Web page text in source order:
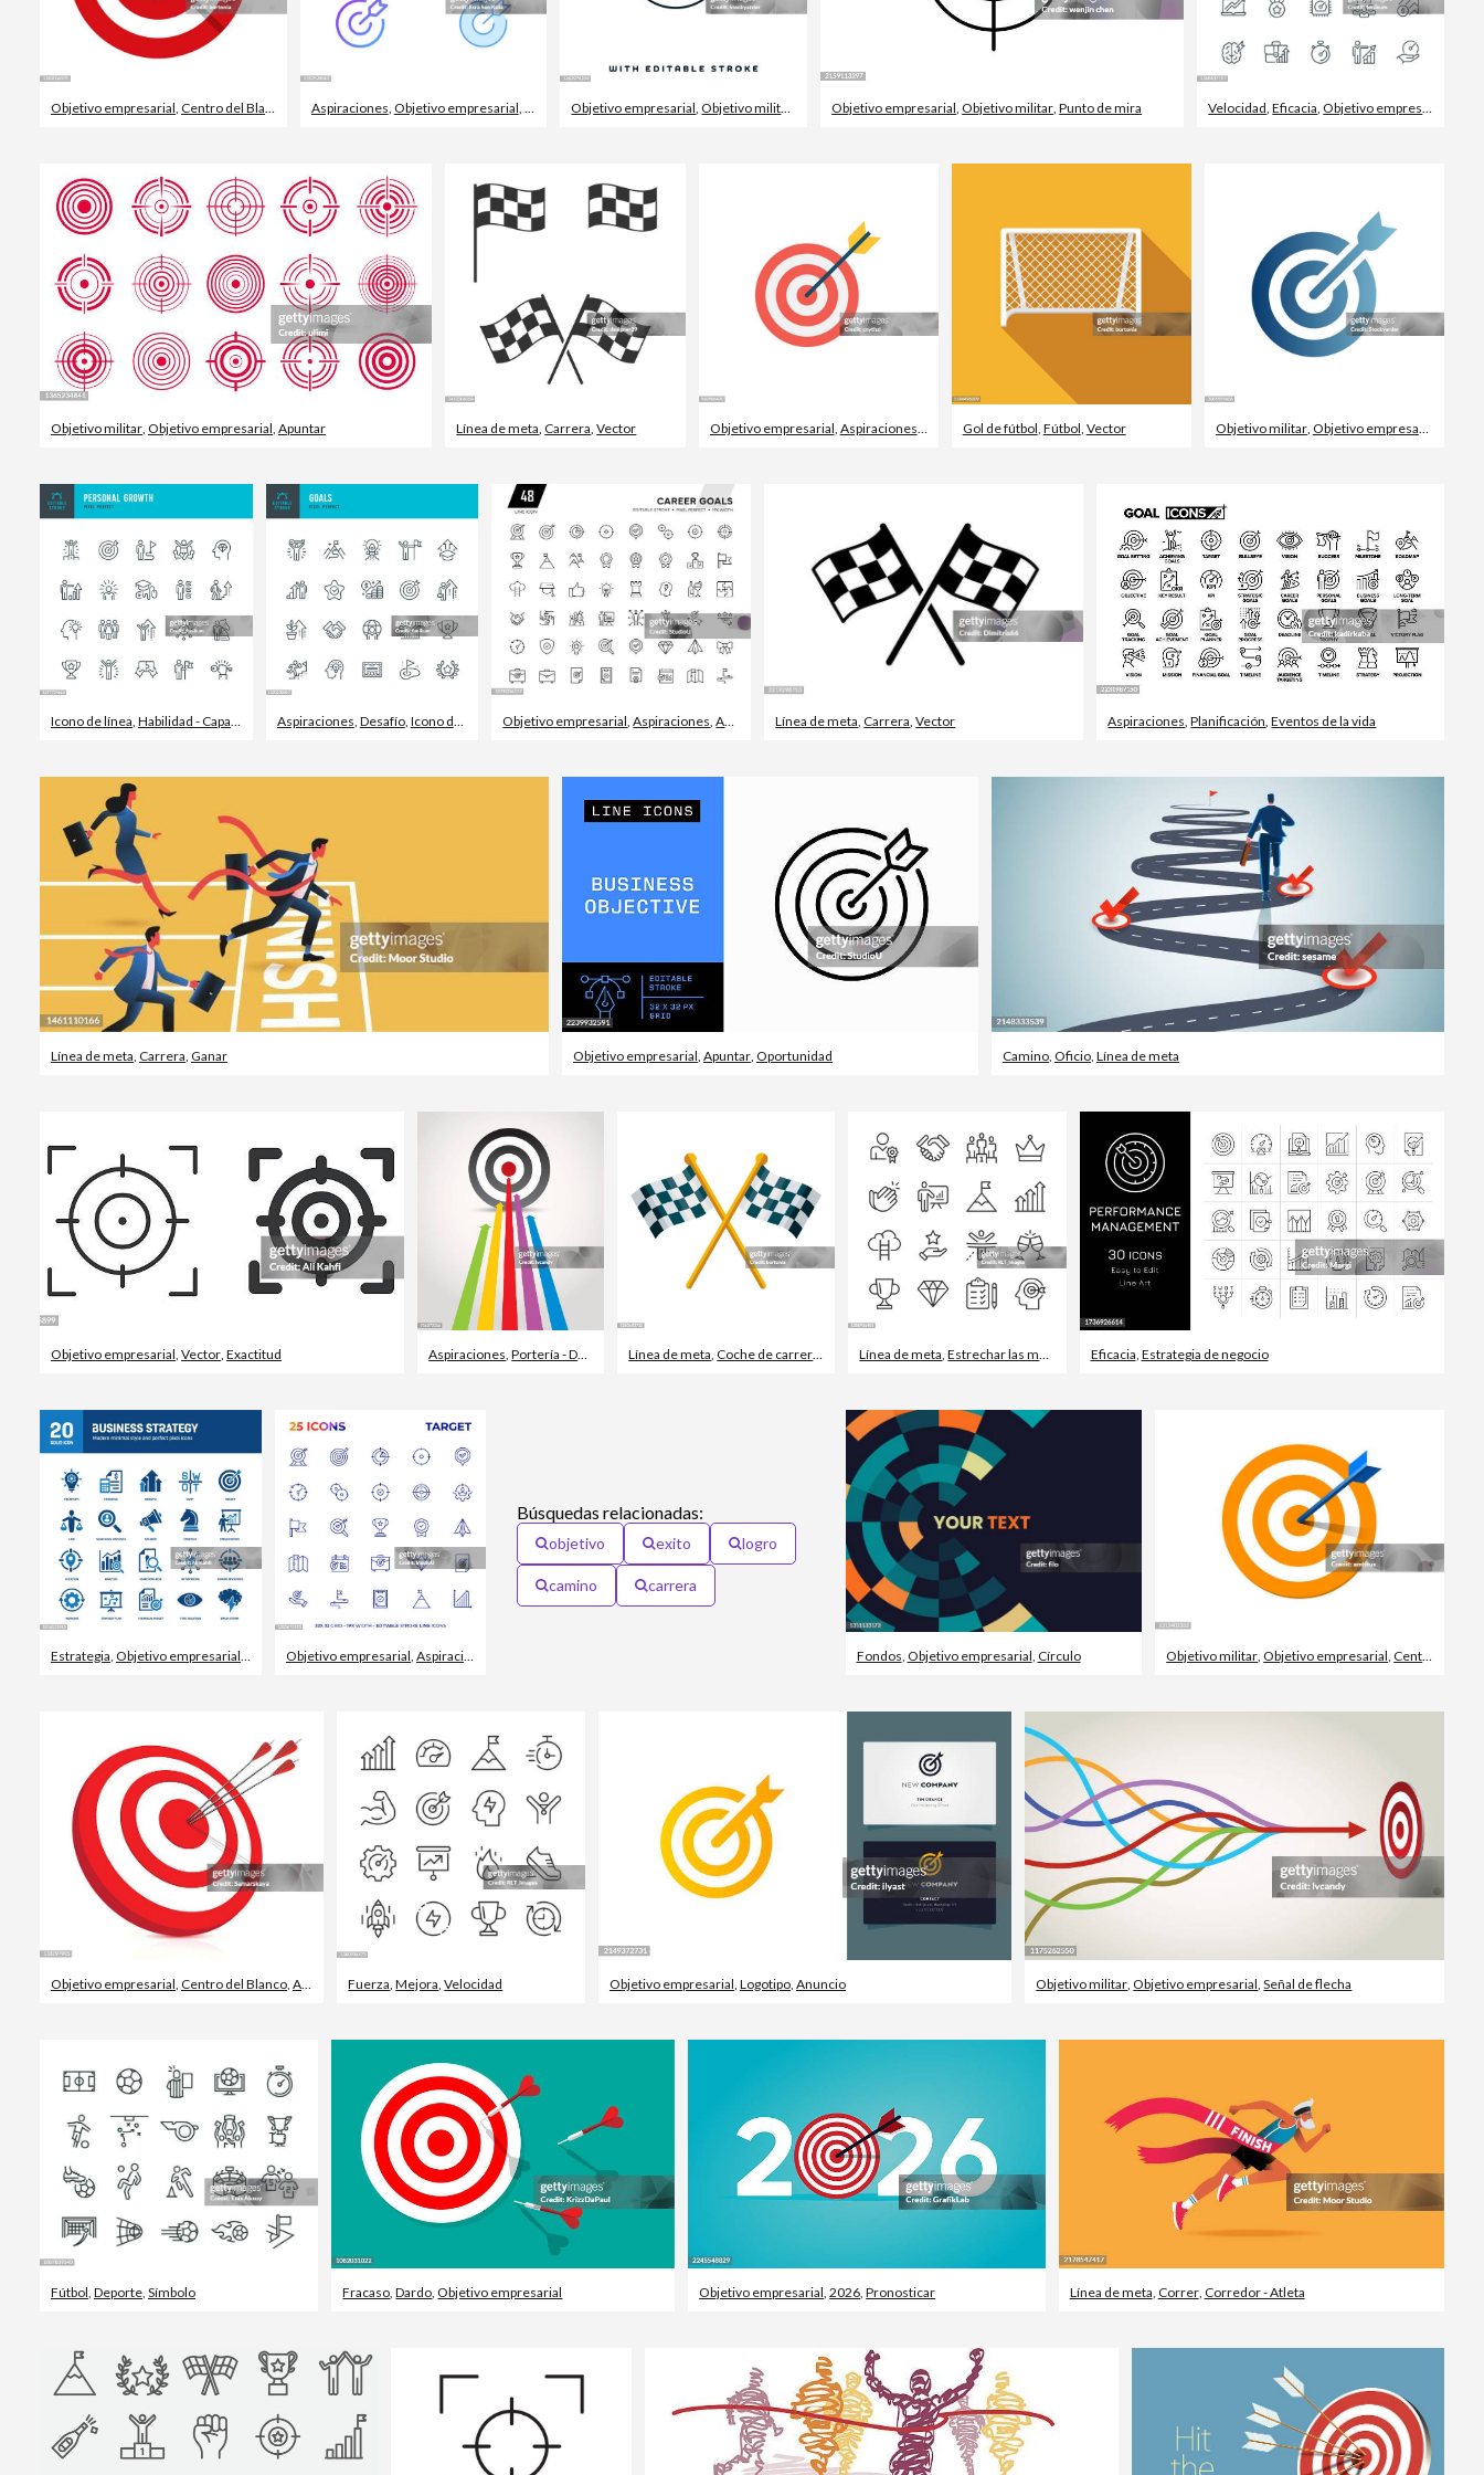
Objetivo empresarial, Centro del Blanco Apuntar
Aspiraciones, Objetivo empresarial, Foco - Determinación
Objetivo empresarial, Objetivo militar Aspiraciones
Objetivo empresarial, Objetivo militar,Punto de mira Velocidad,Eficacia, Objetivo empresarial
Objetivo militar, Objetivo empresarial,Apuntar Línea de meta, Carrera,Vector Objetivo empresarial, Aspiraciones,ApuntarGol de fútbol, Fútbol, Vector Objetivo militar, Objetivo empresarial
Icono de línea, Habilidad - Capacidad Aspiraciones
Aspiraciones, Desafío, Icono de línea Objetivo empresarial,Aspiraciones,Apuntar Línea de meta, Carrera,Vector Aspiraciones,Planificación,Eventos de la vida
Línea de meta, Carrera, Ganar Objetivo empresarial, Apuntar, Oportunidad Camino, Oficio, Línea de meta
Objetivo empresarial Vector Exactitud Aspiraciones ,Portería - Deporte Objetivo militar
Línea de meta Coche de carreras CarreraLínea de meta ,Estrechar las manos Acabar
Eficacia Estrategia de negocio
Estrategia, Objetivo empresarial,Estrategia de negocio
Objetivo empresarial,Aspiraciones
Búsquedas relacionadas:
objetivo exito logro
camino carrera
Fondos, Objetivo empresarial, Círculo Objetivo militar, Objetivo empresarial, Centro del Blanco
Objetivo empresarial, Centro del Blanco, Apuntar Fuerza,Mejora,Velocidad Objetivo empresarial, Logotipo, Anuncio Objetivo militar, Objetivo empresarial,Señal de flecha
Fútbol, Deporte, Símbolo Fracaso,Dardo, Objetivo empresarial Objetivo empresarial,2026,Pronosticar Línea de meta, Correr, Corredor - Atleta